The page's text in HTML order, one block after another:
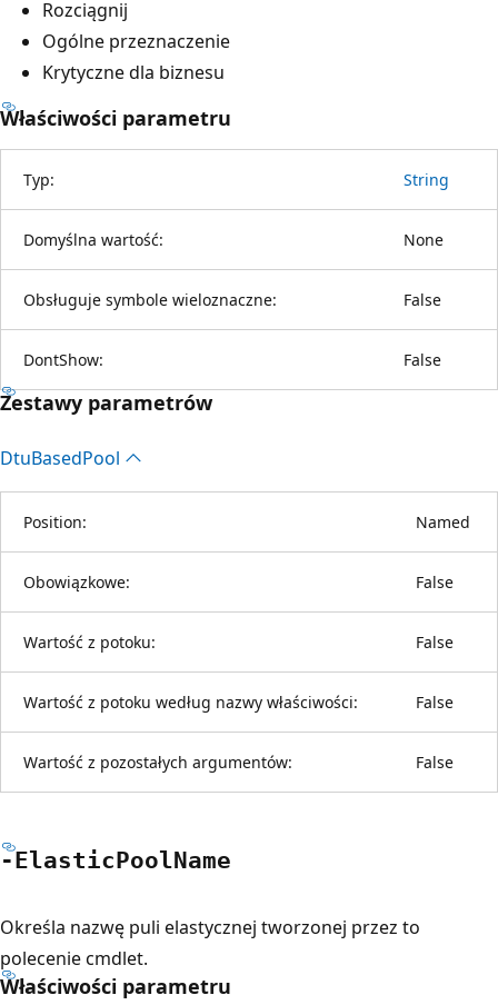
Rozciągnij
Ogólne przeznaczenie
Krytyczne dla biznesu
Właściwości parametru
Typ: String
Domyślna wartość: None
Obsługuje symbole wieloznaczne: False
DontShow: False
Zestawy parametrów
DtuBasedPool
Position: Named
Obowiązkowe: False
Wartość z potoku: False
Wartość z potoku według nazwy właściwości: False
Wartość z pozostałych argumentów: False
-ElasticPoolName
Określa nazwę puli elastycznej tworzonej przez to
polecenie cmdlet.
Właściwości parametru